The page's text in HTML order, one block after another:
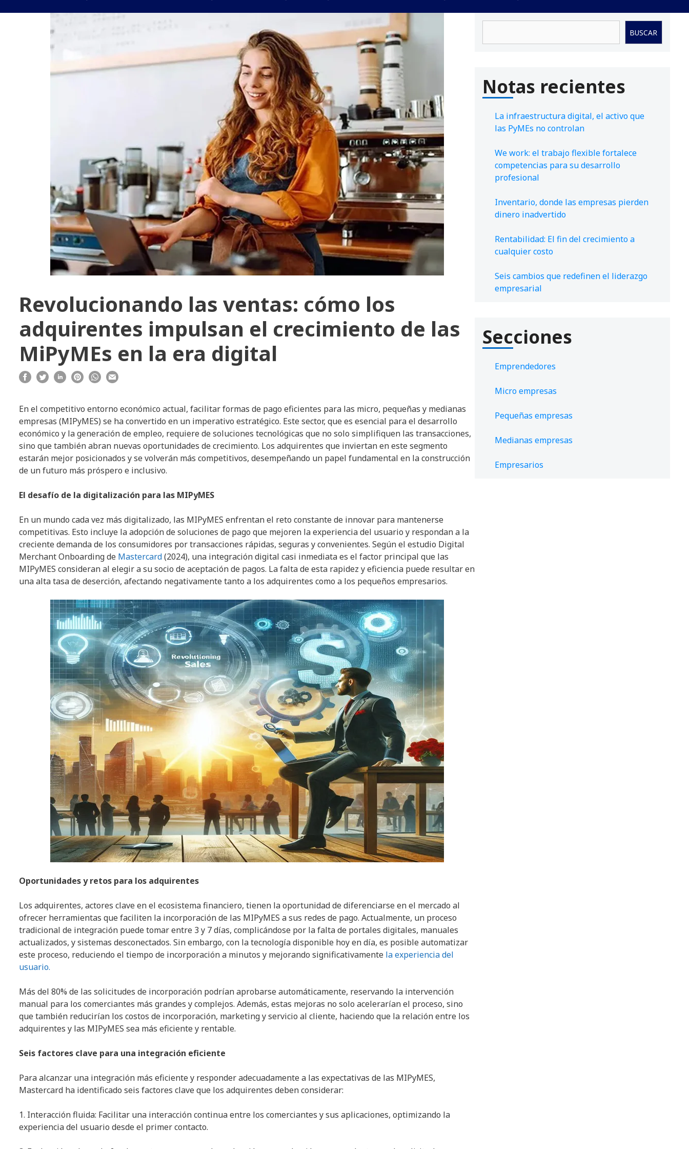
Revolucionando las ventas: cómo los
adquirentes impulsan el crecimiento de las
MiPyMEs en la era digital
En el competitivo entorno económico actual, facilitar formas de pago eficientes para las micro, pequeñas y medianas
empresas (MIPyMES) se ha convertido en un imperativo estratégico. Este sector, que es esencial para el desarrollo
económico y la generación de empleo, requiere de soluciones tecnológicas que no solo simplifiquen las transacciones,
sino que también abran nuevas oportunidades de crecimiento. Los adquirentes que inviertan en este segmento
estarán mejor posicionados y se volverán más competitivos, desempeñando un papel fundamental en la construcción
de un futuro más próspero e inclusivo.
El desafío de la digitalización para las MIPyMES
En un mundo cada vez más digitalizado, las MIPyMES enfrentan el reto constante de innovar para mantenerse
competitivas. Esto incluye la adopción de soluciones de pago que mejoren la experiencia del usuario y respondan a la
creciente demanda de los consumidores por transacciones rápidas, seguras y convenientes. Según el estudio Digital
Merchant Onboarding de Mastercard(2024), una integración digital casi inmediata es el factor principal que las
MIPyMES consideran al elegir a su socio de aceptación de pagos. La falta de esta rapidez y eficiencia puede resultar en
una alta tasa de deserción, afectando negativamente tanto a los adquirentes como a los pequeños empresarios.
Oportunidades y retos para los adquirentes
Los adquirentes, actores clave en el ecosistema financiero, tienen la oportunidad de diferenciarse en el mercado al
ofrecer herramientas que faciliten la incorporación de las MIPyMES a sus redes de pago. Actualmente, un proceso
tradicional de integración puede tomar entre 3 y 7 días, complicándose por la falta de portales digitales, manuales
actualizados, y sistemas desconectados. Sin embargo, con la tecnología disponible hoy en día, es posible automatizar
este proceso, reduciendo el tiempo de incorporación a minutos y mejorando significativamente la experiencia del
usuario.
Más del 80% de las solicitudes de incorporación podrían aprobarse automáticamente, reservando la intervención
manual para los comerciantes más grandes y complejos. Además, estas mejoras no solo acelerarían el proceso, sino
que también reducirían los costos de incorporación, marketing y servicio al cliente, haciendo que la relación entre los
adquirentes y las MIPyMES sea más eficiente y rentable.
Seis factores clave para una integración eficiente
Para alcanzar una integración más eficiente y responder adecuadamente a las expectativas de las MIPyMES,
Mastercard ha identificado seis factores clave que los adquirentes deben considerar:
1. Interacción fluida: Facilitar una interacción continua entre los comerciantes y sus aplicaciones, optimizando la
experiencia del usuario desde el primer contacto.
BUSCAR
Notas recientes
La infraestructura digital, el activo que
las PyMEs no controlan
We work: el trabajo flexible fortalece
competencias para su desarrollo
profesional
Inventario, donde las empresas pierden
dinero inadvertido
Rentabilidad: El fin del crecimiento a
cualquier costo
Seis cambios que redefinen el liderazgo
empresarial
Secciones
Emprendedores
Micro empresas
Pequeñas empresas
Medianas empresas
Empresarios